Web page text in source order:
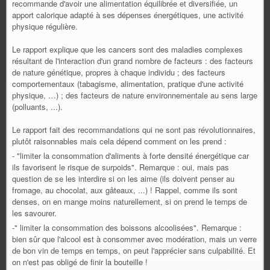
recommande d'avoirune alimentation équilibrée et diversifiée, un
apport calorique adapté à ses dépenses énergétiques, une activité
physique régulière.
Le rapport explique que les cancers sont des maladies complexes
résultant de l'interaction d'un grand nombre de facteurs : des facteurs
de nature génétique, propres à chaque individu ; des facteurs
comportementaux (tabagisme, alimentation, pratique d'une activité
physique, …) ; des facteurs de nature environnementale au sens large
(polluants, ...).
Le rapport fait des recommandations qui ne sont pas révolutionnaires,
plutôt raisonnables mais cela dépend comment on les prend :
- "limiter la consommation d'aliments à forte densité énergétique car
ils favorisent le risque de surpoids". Remarque : oui, mais pas
question de se les interdire si on les aime (ils doivent penser au
fromage, au chocolat, aux gâteaux, ...) ! Rappel, comme ils sont
denses, on en mange moins naturellement, si on prend le temps de
les savourer.
-" limiter la consommation des boissons alcoolisées". Remarque :
bien sûr que l'alcool est à consommer avec modération, mais un verre
de bon vin de temps en temps, on peut l'apprécier sans culpabilité. Et
on n'est pas obligé de finir la bouteille !